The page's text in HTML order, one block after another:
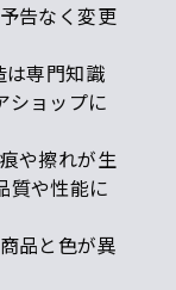
告なく変更
専門知識
ショップに
や擦れが生
質や性能に
品と色が異